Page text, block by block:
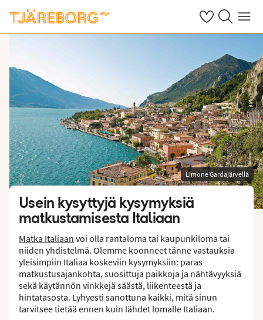
OmatHaku Valikko
Limone Gardajärvellä
Usein kysyttyjä kysymyksiä
matkustamisesta Italiaan
Matka Italiaan voi olla rantaloma tai kaupunkiloma tai
niiden yhdistelmä. Olemme koonneet tänne vastauksia
yleisimpiin Italiaa koskeviin kysymyksiin: paras
matkustusajankohta, suosittuja paikkoja ja nähtävyyksiä
sekä käytännön vinkkejä säästä, liikenteestä ja
hintatasosta. Lyhyesti sanottuna kaikki, mitä sinun
tarvitsee tietää ennen kuin lähdet lomalle Italiaan.